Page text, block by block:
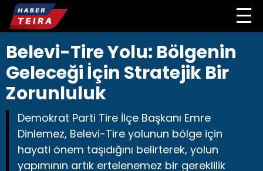
Belevi-Tire Yolu: Bölgenin
Geleceği İçin Stratejik Bir
Zorunluluk
Demokrat Parti Tire İlçe Başkanı Emre
Dinlemez, Belevi-Tire yolunun bölge için
hayati önem taşıdığını belirterek, yolun
yapımının artık ertelenemez bir gereklilik